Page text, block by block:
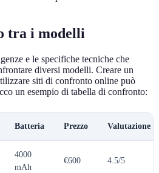
tra i modelli
e le specifiche tecniche che
diversi modelli. Creare un
siti di confronto online può
un esempio di tabella di confronto:
Batteria Prezzo Valutazione
4000
mAh
€600 4.5/5